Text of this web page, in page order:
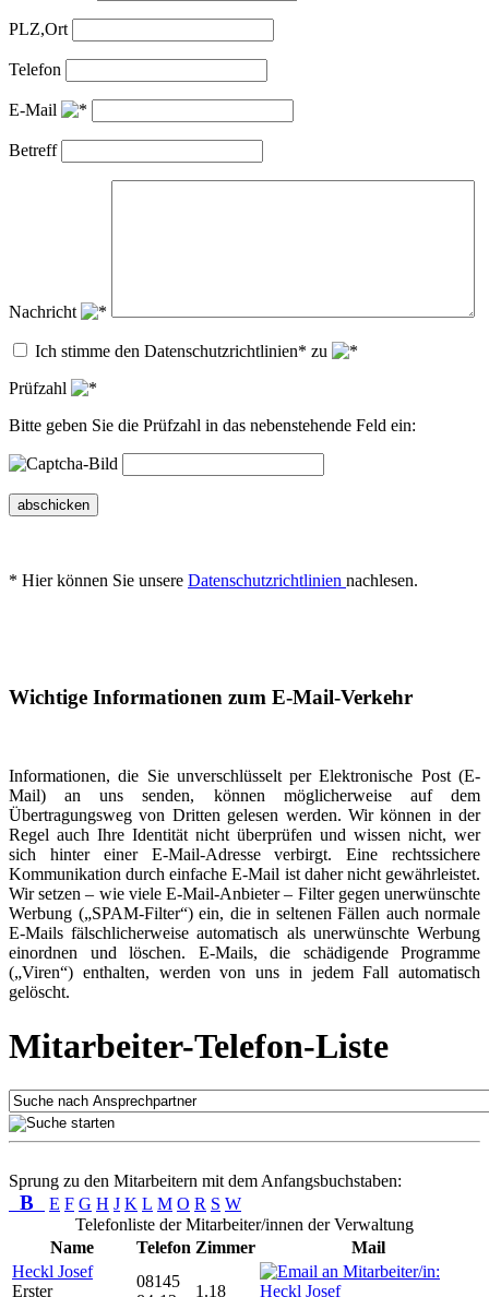
PLZ,Ort
Telefon
E-Mail
Betreff
Nachricht
Ich stimme den Datenschutzrichtlinien* zu
Prüfzahl
Bitte geben Sie die Prüfzahl in das nebenstehende Feld ein:
abschicken
* Hier können Sie unsere Datenschutzrichtlinien nachlesen.
Wichtige Informationen zum E-Mail-Verkehr
Informationen, die Sie unverschlüsselt per Elektronische Post (E-
Mail) an uns senden, können möglicherweise auf dem
Übertragungsweg von Dritten gelesen werden. Wir können in der
Regel auch Ihre Identität nicht überprüfen und wissen nicht, wer
sich hinter einer E-Mail-Adresse verbirgt. Eine rechtssichere
Kommunikation durch einfache E-Mail ist daher nicht gewährleistet.
Wir setzen – wie viele E-Mail-Anbieter – Filter gegen unerwünschte
Werbung („SPAM-Filter“) ein, die in seltenen Fällen auch normale
E-Mails fälschlicherweise automatisch als unerwünschte Werbung
einordnen und löschen. E-Mails, die schädigende Programme
(„Viren“) enthalten, werden von uns in jedem Fall automatisch
gelöscht.
Mitarbeiter-Telefon-Liste
Sprung zu den Mitarbeitern mit dem Anfangsbuchstaben:
B E F G H J K L M O R S W
Telefonliste der Mitarbeiter/innen der Verwaltung
Name
Telefon Zimmer
Mail
Heckl Josef
Erster
08145
1.18